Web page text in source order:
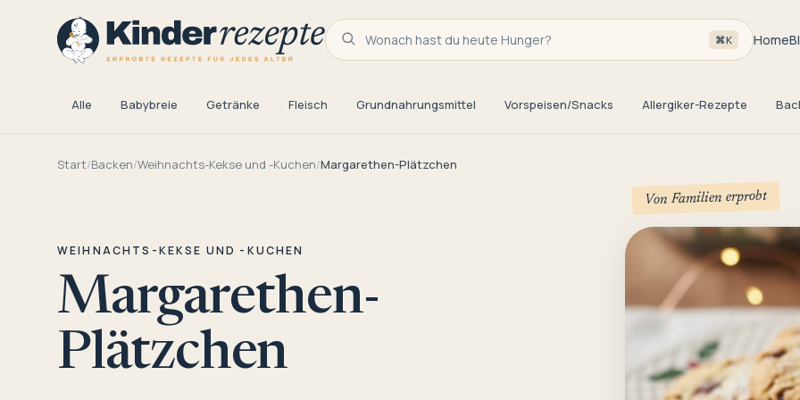
Wonach hast du heute Hunger? ⌘K Home
Alle Babybreie Getränke Fleisch Grundnahrungsmittel Vorspeisen/Snacks Allergiker-Rezepte
Start/Backen/Weihnachts-Kekse und -Kuchen/Margarethen-Plätzchen
WEIHNACHTS-KEKSE UND -KUCHEN
Margarethen-
Plätzchen
Von Familien erprobt